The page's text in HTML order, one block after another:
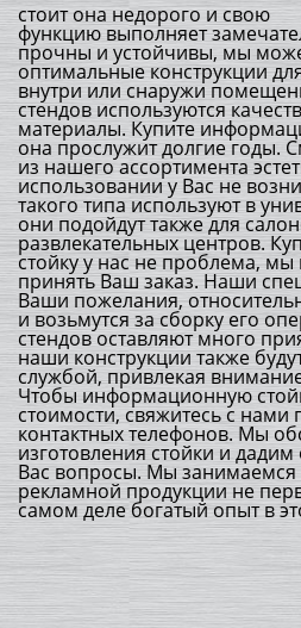
стоит она недорого и свою
функцию выполняет
прочны и устойчивы, мы
оптимальные конструкции
внутри или снаружи
стендов используются
материалы. Купите
она прослужит долгие годы.
из нашего ассортимента
использовании у Вас не
такого типа используют в
они подойдут также для
развлекательных центров.
стойку у нас не проблема,
принять Ваш заказ. Наши
Ваши пожелания,
и возьмутся за сборку его
стендов оставляют много
наши конструкции также
службой, привлекая
Чтобы информационную
стоимости, свяжитесь с нами
контактных телефонов. Мы
изготовления стойки и
Вас вопросы. Мы занимаемся
рекламной продукции не
самом деле богатый опыт в